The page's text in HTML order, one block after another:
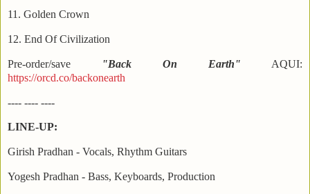
11. Golden Crown
12. End Of Civilization
Pre-order/save "Back On Earth" AQUI:
https://orcd.co/backonearth
---- ---- ----
LINE-UP:
Girish Pradhan - Vocals, Rhythm Guitars
Yogesh Pradhan - Bass, Keyboards, Production